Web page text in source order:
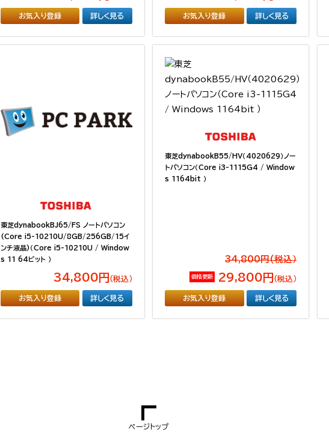
お気入り登録 詳しく見る お気入り登録 詳しく見る
東芝dynabookBJ65/FS ノートパソコン
(Core i5-10210U/8GB/256GB/15イ
ンチ液晶)（Core i5-10210U / Window
s 11 64ビット ）
34,800円 （税込）
お気入り登録 詳しく見る
東芝dynabookB55/HV（4020629）ノー
トパソコン（Core i3-1115G4 / Window
s 1164bit ）
34,800円(税込）
価格更新 29,800円 （税込）
お気入り登録 詳しく見る
ページトップ